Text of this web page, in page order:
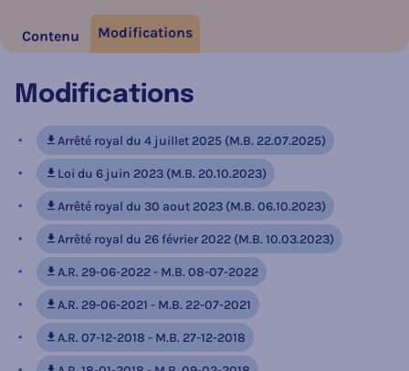
Contenu Modifications
Modifications
Arrêté royal du 4 juillet 2025 (M.B. 22.07.2025)
Loi du 6 juin 2023 (M.B. 20.10.2023)
Arrêté royal du 30 aout 2023 (M.B. 06.10.2023)
Arrêté royal du 26 février 2022 (M.B. 10.03.2023)
A.R. 29-06-2022 - M.B. 08-07-2022
A.R. 29-06-2021 - M.B. 22-07-2021
A.R. 07-12-2018 - M.B. 27-12-2018